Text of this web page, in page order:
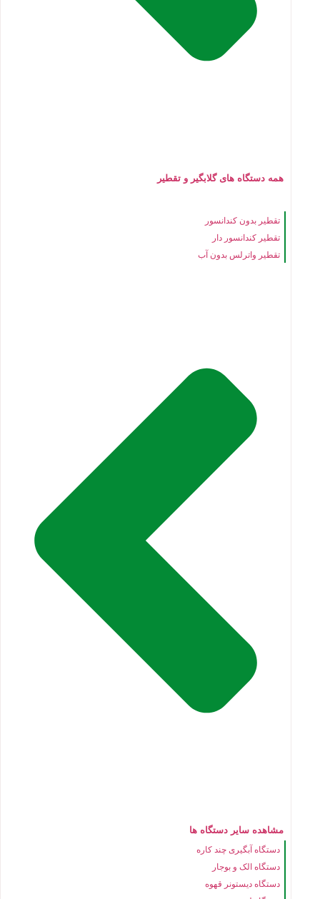
همه دستگاه های گلابگیر و تقطیر
تقطیر بدون کندانسور
تقطیر کندانسور دار
تقطیر واترلس بدون آب
مشاهده سایر دستگاه ها
دستگاه آبگیری چند کاره
دستگاه الک و بوجار
دستگاه دیستونر قهوه